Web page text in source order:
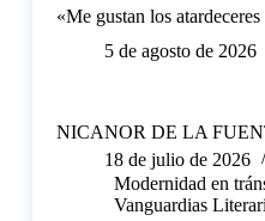
«Me gustan los
5 de agosto de 2026
NICANOR DE LA
18 de julio de 2026
Modernidad en
Vanguardias